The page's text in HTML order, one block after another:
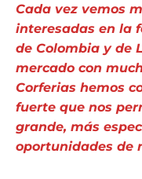
Cada vez vemos
interesadas en la
de Colombia y de
mercado con
Corferias hemos
fuerte que nos
grande, más
oportunidades de